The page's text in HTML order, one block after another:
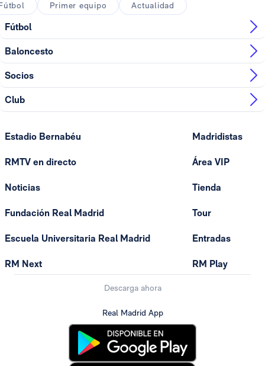
Primer equipo Actualidad
Fútbol
Baloncesto
Socios
Club
Estadio Bernabéu
RMTV en directo
Noticias
Fundación Real Madrid
Escuela Universitaria Real Madrid
RM Next
Madridistas
Área VIP
Tienda
Tour
Entradas
RM Play
Descarga ahora
Real Madrid App